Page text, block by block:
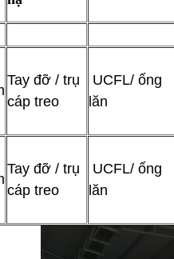
Tay đỡ / trụ
cáp treo
UCFL/ ống
lăn
Tay đỡ / trụ
cáp treo
UCFL/ ống
lăn